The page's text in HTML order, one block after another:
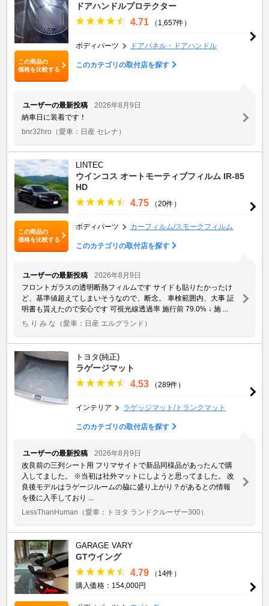
この商品の
価格を比較する
ドアハンドルプロテクター
4.71 （1,657件）
ボディパーツ ドアパネル・ドアハンドル
このカテゴリの取付店を探す
ユーザーの最新投稿
2026年8月9日
納車日に装着です！
bnr32hro （愛車：日産 セレナ）
この商品の
価格を比較する
LINTEC
ウインコス オートモーティブフィルム IR-85
HD
4.75 （20件）
ボディパーツ カーフィルム/スモークフィルム
このカテゴリの取付店を探す
ユーザーの最新投稿
2026年8月9日
フロントガラスの透明断熱フィルムです サイドも貼りたかったけ
ど、基準値超えてしまいそうなので、断念。 車検範囲内、大事 証
明書も貰えたので安心です 可視光線透過率 施行前 79.0% ↓ 施 ...
ち り み な （愛車：日産 エルグランド）
トヨタ(純正)
ラゲージマット
4.53 （289件）
インテリア ラゲッジマット/トランクマット
このカテゴリの取付店を探す
ユーザーの最新投稿
2026年8月9日
改良前の三列シート用 フリマサイトで新品同様品があったんで購
入してました。 ※当初は社外マットにしようと思ってました。 改
良後モデルはラゲージルームの脇に盛り上がり？があるとの情報
を後に入手しており ...
LessThanHuman （愛車：トヨタ ランドクルーザー300）
GARAGE VARY
GTウイング
4.79
（14件）
購入価格：154,000円